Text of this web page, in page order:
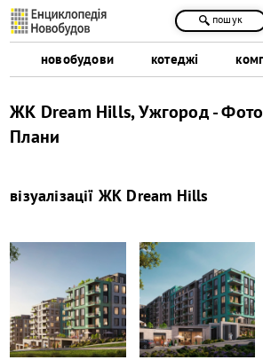
новобудови котеджі
пошук
ЖК Dream Hills, Ужгород - Фото
Плани
візуалізації ЖК Dream Hills